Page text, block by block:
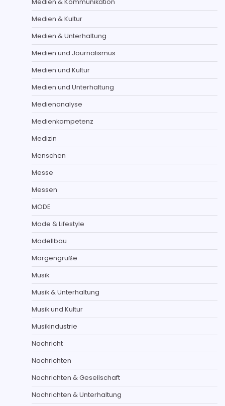
Medien & Kultur
Medien & Unterhaltung
Medien und Journalismus
Medien und Kultur
Medien und Unterhaltung
Medienanalyse
Medienkompetenz
Medizin
Menschen
Messe
Messen
MODE
Mode & Lifestyle
Modellbau
Morgengrüße
Musik
Musik & Unterhaltung
Musik und Kultur
Musikindustrie
Nachricht
Nachrichten
Nachrichten & Gesellschaft
Nachrichten & Unterhaltung